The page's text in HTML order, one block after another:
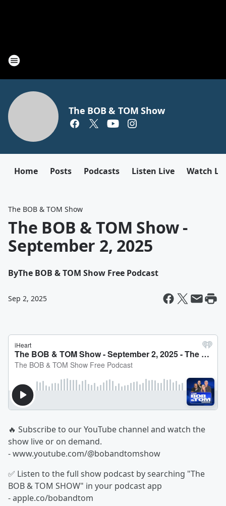
The BOB & TOM Show
Home Posts Podcasts Listen Live Watch
The BOB & TOM Show
The BOB & TOM Show -
September 2, 2025
ByThe BOB & TOM Show Free Podcast
Sep 2, 2025
🔥 Subscribe to our YouTube channel and watch the
show live or on demand.
- ⁠⁠⁠⁠⁠⁠⁠⁠⁠⁠⁠⁠⁠⁠⁠⁠⁠⁠⁠⁠⁠⁠⁠⁠⁠⁠⁠⁠⁠⁠⁠⁠⁠⁠⁠⁠⁠⁠⁠⁠⁠⁠⁠⁠⁠⁠⁠⁠⁠⁠⁠⁠⁠⁠⁠⁠⁠⁠⁠⁠⁠⁠⁠⁠⁠⁠⁠⁠⁠⁠⁠⁠⁠⁠⁠⁠⁠⁠⁠⁠⁠⁠⁠www.youtube.com/@bobandtomshow⁠⁠⁠⁠⁠⁠⁠⁠⁠⁠⁠⁠⁠⁠⁠⁠⁠⁠⁠⁠⁠⁠⁠⁠⁠⁠⁠⁠⁠⁠⁠⁠⁠⁠⁠⁠⁠⁠⁠⁠⁠⁠⁠⁠⁠⁠⁠⁠⁠⁠⁠⁠⁠⁠⁠⁠⁠⁠⁠⁠⁠⁠⁠⁠⁠⁠⁠⁠⁠⁠⁠⁠⁠⁠⁠⁠⁠⁠⁠⁠⁠⁠⁠
✅ Listen to the full show podcast by searching "The
BOB & TOM SHOW" in your podcast app
- ⁠⁠⁠⁠⁠⁠⁠⁠⁠⁠⁠⁠⁠⁠⁠⁠⁠⁠⁠⁠⁠⁠⁠⁠⁠⁠⁠⁠⁠⁠⁠⁠⁠⁠⁠⁠⁠⁠⁠⁠⁠⁠⁠⁠⁠⁠⁠⁠⁠⁠⁠⁠⁠⁠⁠⁠⁠⁠⁠⁠⁠⁠⁠⁠⁠⁠⁠⁠⁠⁠⁠⁠⁠⁠⁠⁠⁠⁠⁠⁠⁠⁠⁠apple.co/bobandtom⁠⁠⁠⁠⁠⁠⁠⁠⁠⁠⁠⁠⁠⁠⁠⁠⁠⁠⁠⁠⁠⁠⁠⁠⁠⁠⁠⁠⁠⁠⁠⁠⁠⁠⁠⁠⁠⁠⁠⁠⁠⁠⁠⁠⁠⁠⁠⁠⁠⁠⁠⁠⁠⁠⁠⁠⁠⁠⁠⁠⁠⁠⁠⁠⁠⁠⁠⁠⁠⁠⁠⁠⁠⁠⁠⁠⁠⁠⁠⁠⁠⁠⁠